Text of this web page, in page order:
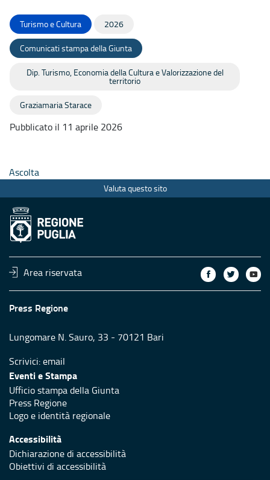
Turismo e Cultura 2026
Comunicati stampa della Giunta
Dip. Turismo, Economia della Cultura e Valorizzazione del
territorio
Graziamaria Starace
Pubblicato il 11 aprile 2026
Ascolta
Valuta questo sito
Area riservata
Press Regione
Lungomare N. Sauro, 33 - 70121 Bari
Scrivici:email
Eventi e Stampa
Ufficio stampa della Giunta
Press Regione
Logo e identità regionale
Accessibilità
Dichiarazione di accessibilità
Obiettivi di accessibilità